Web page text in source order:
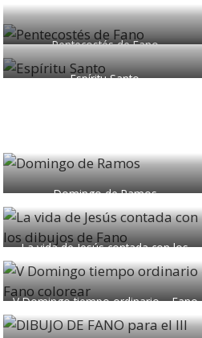
Pentecostés de Fano
Espíritu Santo
Domingo de Ramos
La vida de Jesús contada con los
dibujos de Fano
V Domingo tiempo ordinario – Fano
colorear